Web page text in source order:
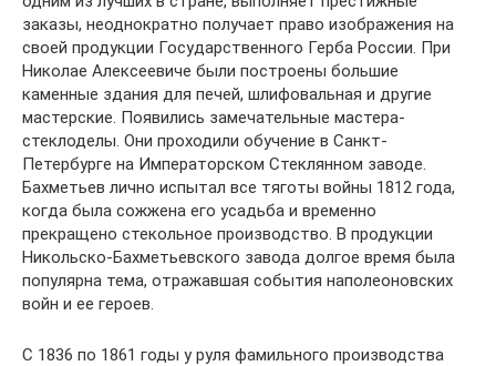
заказы, неоднократно получает право изображения на
своей продукции Государственного Герба России. При
Николае Алексеевиче были построены большие
каменные здания для печей, шлифовальная и другие
мастерские. Появились замечательные мастера-
стеклоделы. Они проходили обучение в Санкт-
Петербурге на Императорском Стеклянном заводе.
Бахметьев лично испытал все тяготы войны 1812 года,
когда была сожжена его усадьба и временно
прекращено стекольное производство. В продукции
Никольско-Бахметьевского завода долгое время была
популярна тема, отражавшая события наполеоновских
войн и ее героев.
С 1836 по 1861 годы у руля фамильного производства